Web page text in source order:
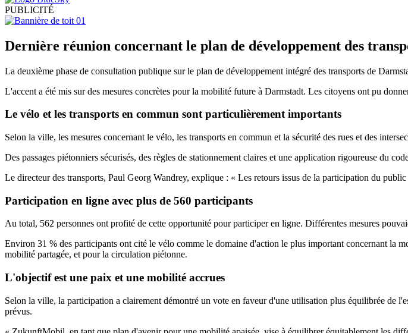
PUBLICITÉ
Dernière réunion concernant le plan de développement des
La deuxième phase de consultation publique sur le plan de développement intégré des transports de
L'accent a été mis sur des mesures concrètes pour la mobilité future à Darmstadt. Les citoyens ont pu
Le vélo et les transports en commun sont particulièrement importants
Selon la ville, les mesures concernant le vélo, les transports en commun et la sécurité des rues et des
Des passages piétonniers sécurisés, des règles de stationnement claires et une application rigoureuse du
Le directeur des transports, Paul Georg Wandrey, explique : « Les retours issus de la participation du
Participation en ligne avec plus de 560 participants
Au total, 562 personnes ont profité de cette opportunité pour participer en ligne. Différentes mesures
Environ 31 % des participants ont cité le vélo comme le domaine d'action le plus important concernant la
mobilité partagée, et pour la circulation piétonne.
L'objectif est une paix et une mobilité accrues
Selon la ville, la participation a clairement démontré un vote en faveur d'une utilisation plus équilibrée de
prévus.